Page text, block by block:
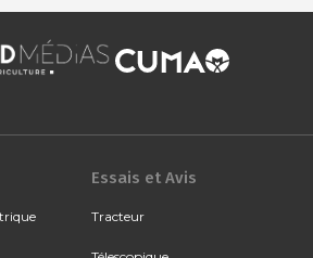
Essais et Avis
Tracteur